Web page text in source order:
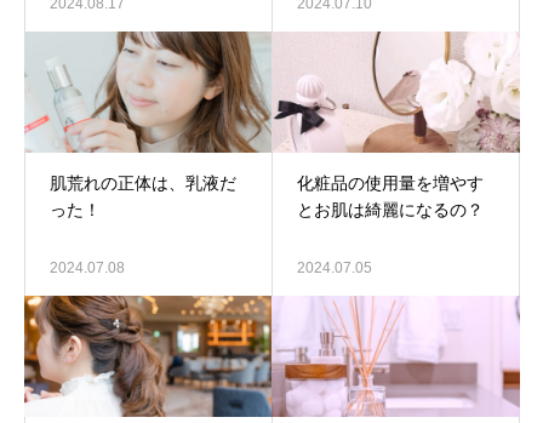
2024.08.17 2024.07.10
肌荒れの正体は、乳液だ
った！
2024.07.08
化粧品の使用量を増やす
とお肌は綺麗になるの？
2024.07.05